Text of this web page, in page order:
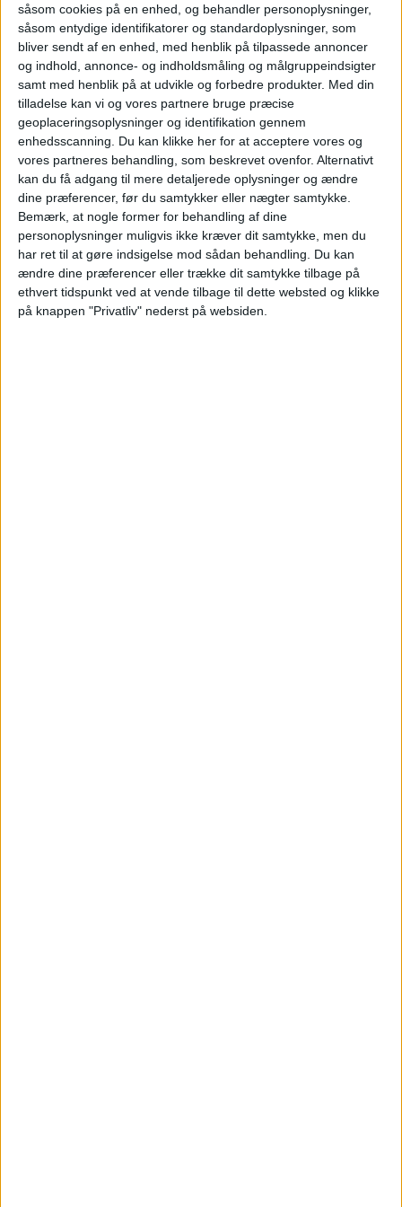
såsom cookies på en enhed, og behandler personoplysninger,
såsom entydige identifikatorer og standardoplysninger, som
bliver sendt af en enhed, med henblik på tilpassede annoncer
og indhold, annonce- og indholdsmåling og målgruppeindsigter
samt med henblik på at udvikle og forbedre produkter. Med din
tilladelse kan vi og vores partnere bruge præcise
geoplaceringsoplysninger og identifikation gennem
enhedsscanning. Du kan klikke her for at acceptere vores og
vores partneres behandling, som beskrevet ovenfor. Alternativt
kan du få adgang til mere detaljerede oplysninger og ændre
dine præferencer, før du samtykker eller nægter samtykke.
Bemærk, at nogle former for behandling af dine
personoplysninger muligvis ikke kræver dit samtykke, men du
har ret til at gøre indsigelse mod sådan behandling.
Du kan
ændre dine præferencer eller trække dit samtykke tilbage på
ethvert tidspunkt ved at vende tilbage til dette websted og klikke
på knappen "Privatliv" nederst på websiden.
Investeringer i ny teknologi, videnskabelige
ressourcer og bæredygtighed for at give
gæsterne en fordybende og ansvarlig oplevelse
Hovedkvarter:Tromsø CEO:Gebhard Rainer.
CRUISE REDERIER NYHEDER